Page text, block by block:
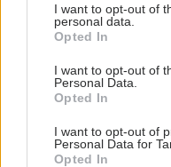
not limited to your visit
grant or deny consent to
use your data for below
consent section.
I want to opt-out of
personal data.
Opted In
I want to opt-out of
Personal Data.
Opted In
I want to opt-out of
Personal Data for
Opted In
Παρασκευή, 14 Νοεμβρίου
"Διαβήτης Τύπου 3":
εγκέφαλο και τη
εγκεφάλου.